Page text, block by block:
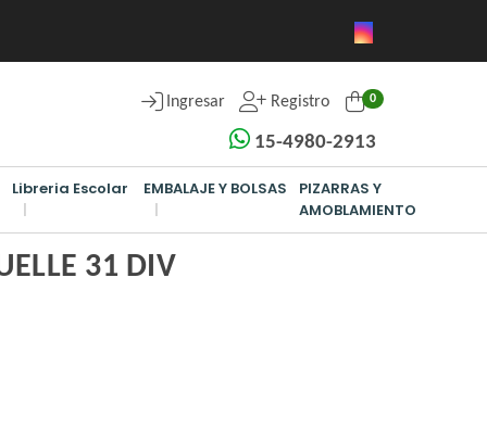
15-4980-2913
Ingresar Registro 0
Libreria Escolar EMBALAJE Y BOLSAS
PIZARRAS Y
AMOBLAMIENTO
31 DIV